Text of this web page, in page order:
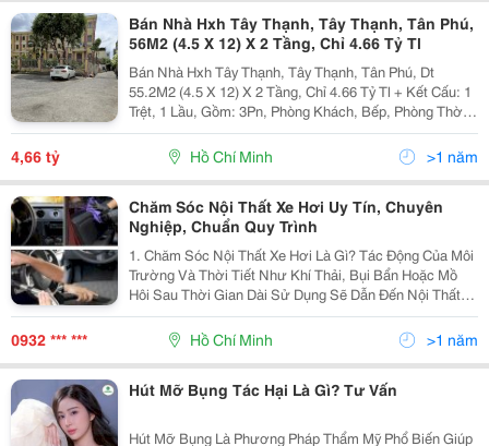
Bán Nhà Hxh Tây Thạnh, Tây Thạnh, Tân Phú,
56M2 (4.5 X 12) X 2 Tầng, Chỉ 4.66 Tỷ Tl
Bán Nhà Hxh Tây Thạnh, Tây Thạnh, Tân Phú, Dt
55.2M2 (4.5 X 12) X 2 Tầng, Chỉ 4.66 Tỷ Tl + Kết Cấu: 1
Trệt, 1 Lầu, Gồm: 3Pn, Phòng Khách, Bếp, Phòng Thờ,
3Wc Sân Phơi, Sân Để Xe. + Vị Trí Đẹp Hẻm Xe Hơi Lô
Góc 2 Mặt Hẻm, Khu Vực Trung Tâm Tân...
4,66 tỷ Hồ Chí Minh >1 năm
Chăm Sóc Nội Thất Xe Hơi Uy Tín, Chuyên
Nghiệp, Chuẩn Quy Trình
1. Chăm Sóc Nội Thất Xe Hơi Là Gì? Tác Động Của Môi
Trường Và Thời Tiết Như Khí Thải, Bụi Bẩn Hoặc Mồ
Hôi Sau Thời Gian Dài Sử Dụng Sẽ Dẫn Đến Nội Thất
Trong Xe Xuống Cấp. Điều Này Gây Ảnh Hưởng Đến Sự
Sang Trọng Cho Toàn Bộ Chiếc Xe. Có Thể Hiểu...
0932 *** *** Hồ Chí Minh >1 năm
Hút Mỡ Bụng Tác Hại Là Gì? Tư Vấn
Hút Mỡ Bụng Là Phương Pháp Thẩm Mỹ Phổ Biến Giúp